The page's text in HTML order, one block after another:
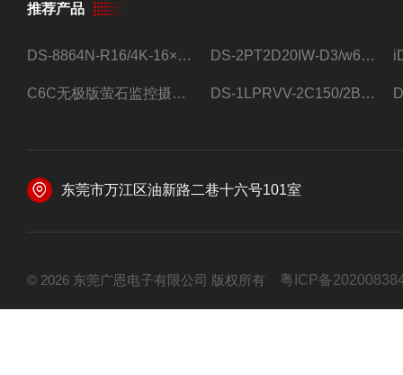
推荐产品
DS-8864N-R16/4K-16×4T/希捷16盘位录像机 DS-2PT2D20IW-D3/w64路高清硬盘录像机
C6C无极版萤石监控摄像头 DS-1LPRVV-2C150/2B监控室外夜视高清电源线护套线200米/卷
东莞市万江区油新路二巷十六号101室
© 2026 东莞广恩电子有限公司 版权所有 粤ICP备